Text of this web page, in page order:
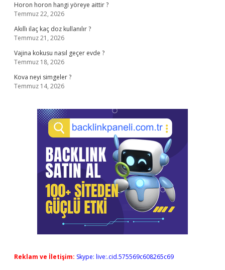
Horon horon hangi yöreye aittir ?
Temmuz 22, 2026
Akıllı ilaç kaç doz kullanılır ?
Temmuz 21, 2026
Vajina kokusu nasıl geçer evde ?
Temmuz 18, 2026
Kova neyi simgeler ?
Temmuz 14, 2026
Reklam ve İletişim: Skype: live:.cid.575569c608265c69